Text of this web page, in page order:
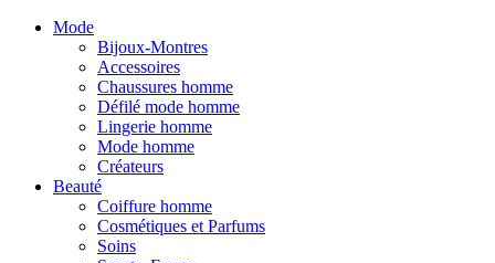
Mode
Bijoux-Montres
Accessoires
Chaussures homme
Défilé mode homme
Lingerie homme
Mode homme
Créateurs
Beauté
Coiffure homme
Cosmétiques et Parfums
Soins